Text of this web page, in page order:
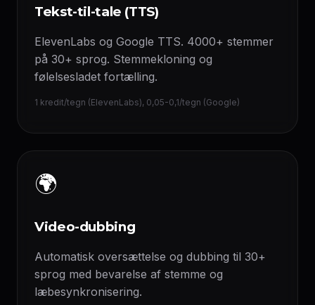
Tekst-til-tale (TTS)
ElevenLabs og Google TTS. 4000+ stemmer
på 30+ sprog. Stemmekloning og
følelsesladet fortælling.
1 kredit/tegn (ElevenLabs), 0,05-0,1/tegn (Google)
🌍
Video-dubbing
Automatisk oversættelse og dubbing til 30+
sprog med bevarelse af stemme og
læbesynkronisering.